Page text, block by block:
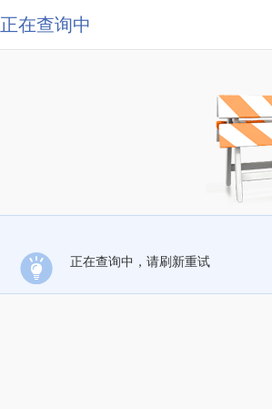
正在查询中
正在查询中，请刷新重试